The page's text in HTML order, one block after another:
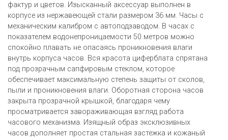
фактур и цветов. Изысканный аксессуар выполнен в
корпусе из нержавеющей стали размером 36 мм. Часы с
механическим калибром с автоподзаводом. В часах с
показателем водонепроницаемости 50 метров можно
спокойно плавать не опасаясь проникновения влаги
внутрь корпуса часов. Вся красота циферблата спрятана
под прозрачным сапфировым стеклом, которое
обеспечивает максимальную степень защиты от сколов,
пыли и проникновения влаги. Оборотная сторона часов
закрыта прозрачной крышкой, благодаря чему
просматривается завораживающая взгляд работа
часового механизма. Изящный образ эксклюзивных
часов дополняет простая стальная застежка и кожаный